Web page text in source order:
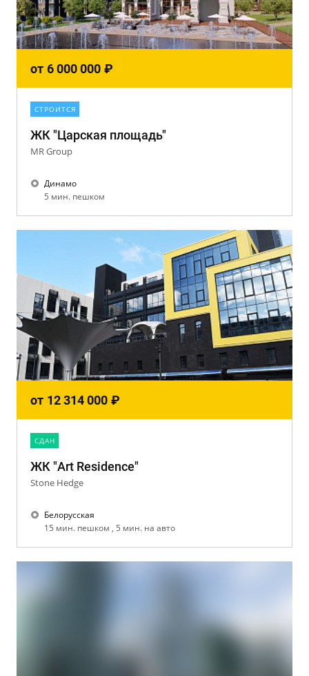
от 6 000 000 ₽
СТРОИТСЯ
ЖК "Царская площадь"
MR Group
Динамо
5 мин. пешком
от 12 314 000 ₽
CДАН
ЖК "Art Residence"
Stone Hedge
Белорусская
15 мин. пешком , 5 мин. на авто